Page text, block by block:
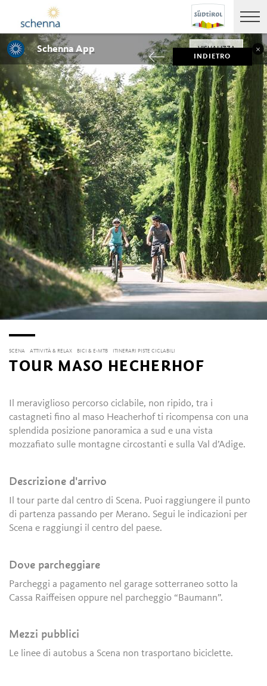
INDIETRO
SCENA ATTIVITÀ & RELAX BICI & E-MTB ITINERARI PISTE CICLABILI
TOUR MASO HECHERHOF
Il meraviglioso percorso ciclabile, non ripido, tra i
castagneti fino al maso Heacherhof ti ricompensa con una
splendida posizione panoramica a sud e una vista
mozzafiato sulle montagne circostanti e sulla Val d’Adige.
Descrizione d'arrivo
Il tour parte dal centro di Scena. Puoi raggiungere il punto
di partenza passando per Merano. Segui le indicazioni per
Scena e raggiungi il centro del paese.
Dove parcheggiare
Parcheggi a pagamento nel garage sotterraneo sotto la
Cassa Raiffeisen oppure nel parcheggio “Baumann”.
Mezzi pubblici
Le linee di autobus a Scena non trasportano biciclette.
Schenna App VISUALIZZA